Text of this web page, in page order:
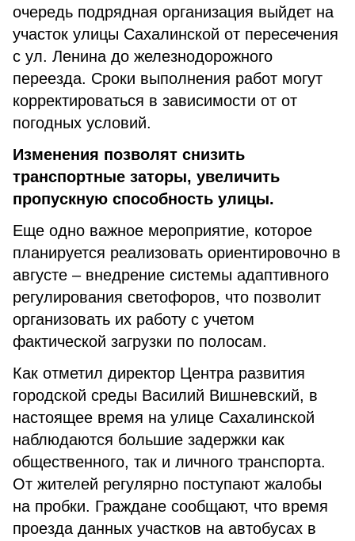
очередь подрядная организация выйдет на
участок улицы Сахалинской от пересечения
с ул. Ленина до железнодорожного
переезда. Сроки выполнения работ могут
корректироваться в зависимости от от
погодных условий.
Изменения позволят снизить
транспортные заторы, увеличить
пропускную способность улицы.
Еще одно важное мероприятие, которое
планируется реализовать ориентировочно в
августе – внедрение системы адаптивного
регулирования светофоров, что позволит
организовать их работу с учетом
фактической загрузки по полосам.
Как отметил директор Центра развития
городской среды Василий Вишневский, в
настоящее время на улице Сахалинской
наблюдаются большие задержки как
общественного, так и личного транспорта.
От жителей регулярно поступают жалобы
на пробки. Граждане сообщают, что время
проезда данных участков на автобусах в